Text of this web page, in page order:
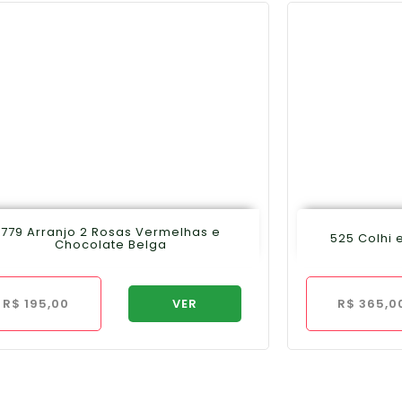
779 Arranjo 2 Rosas Vermelhas e
Chocolate Belga
R$ 195,00 VER
525 Colhi
R$